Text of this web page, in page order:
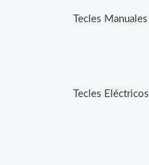
Tecles Manuales
Tecles Eléctricos